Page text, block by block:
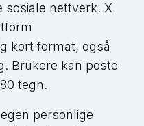
sosiale nettverk. X
kort format, også
Brukere kan poste
tegn.
personlige